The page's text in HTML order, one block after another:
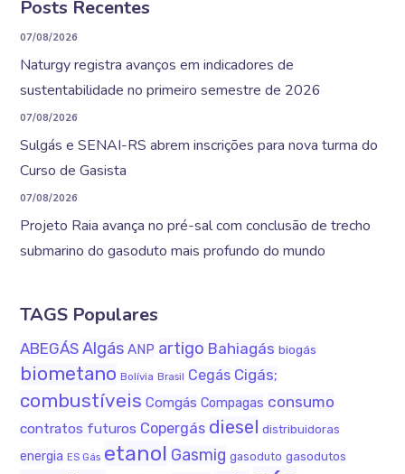
Posts Recentes
07/08/2026
Naturgy registra avanços em indicadores de
sustentabilidade no primeiro semestre de 2026
07/08/2026
Sulgás e SENAI-RS abrem inscrições para nova turma do
Curso de Gasista
07/08/2026
Projeto Raia avança no pré-sal com conclusão de trecho
submarino do gasoduto mais profundo do mundo
TAGS Populares
ABEGÁS Algás ANP artigo Bahiagás biogás
biometano Bolívia Brasil Cegás Cigás;
combustíveis Comgás Compagas consumo
contratos futuros Copergás diesel distribuidoras
energia ES Gás etanol Gasmig gasoduto gasodutos